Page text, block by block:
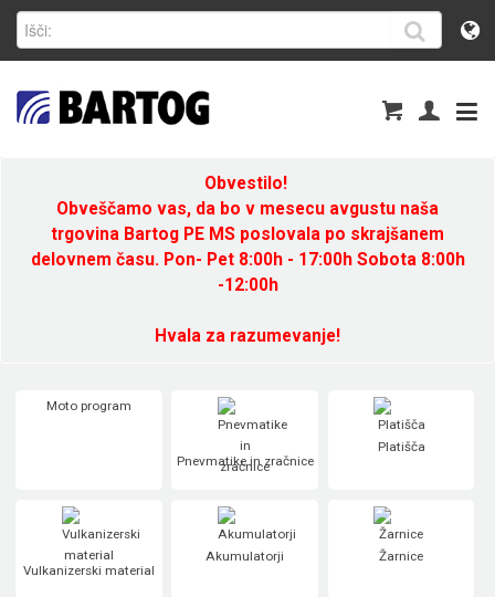
Obvestilo!
Obveščamo vas, da bo v mesecu avgustu naša
trgovina Bartog PE MS poslovala po skrajšanem
delovnem času. Pon- Pet 8:00h - 17:00h Sobota 8:00h
-12:00h
Hvala za razumevanje!
Moto program
Pnevmatike in zračnice
Platišča
Vulkanizerski material
Akumulatorji Žarnice